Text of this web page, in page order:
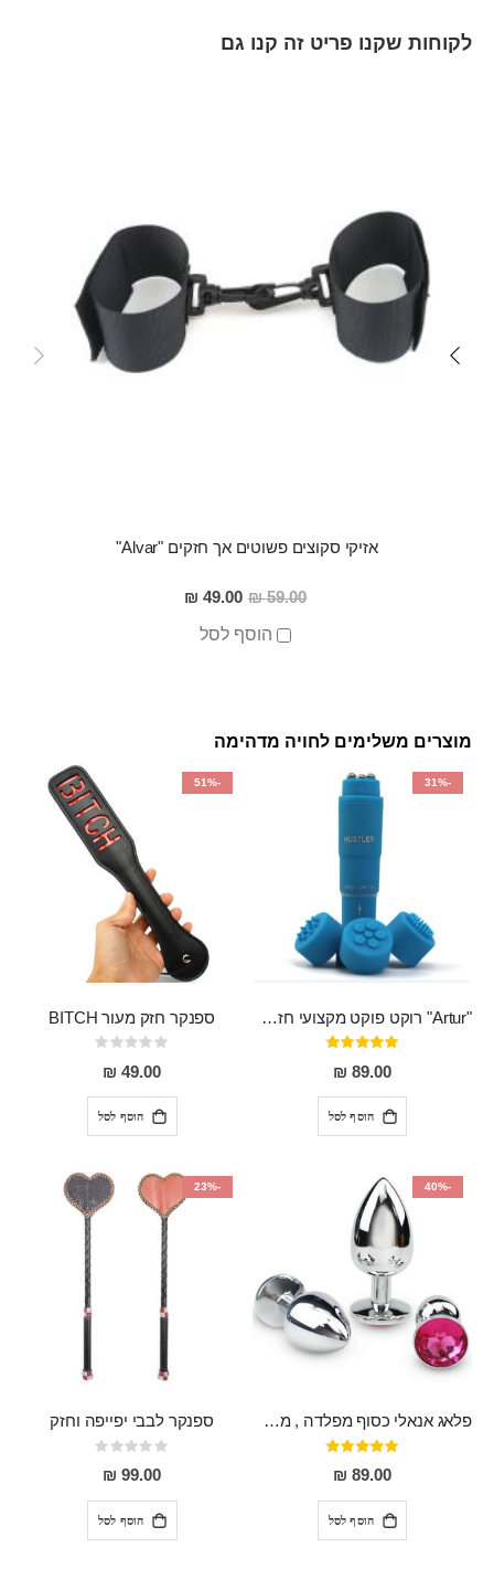
לקוחות שקנו פריט זה קנו גם
אזיקי סקוצים פשוטים אך חזקים "Alvar"
59.00 ₪
מחיר
מבצע
49.00 ₪
הוסף לסל
מוצרים משלימים לחויה מדהימה
-31%
"Artur" רוקט פוקט מקצועי חזק במיוחד
דירוג:
95%
89.00 ₪
הוסף לסל
-51%
ספנקר חזק מעור BITCH
Rating:
0%
49.00 ₪
הוסף לסל
-40%
פלאג אנאלי כסוף מפלדה , מתאים ללבישה מתחת לבגדים, בגודל 7.3 על 2.8 ס"מ
דירוג:
97%
89.00 ₪
הוסף לסל
-23%
ספנקר לבבי יפייפה וחזק
Rating:
0%
99.00 ₪
הוסף לסל